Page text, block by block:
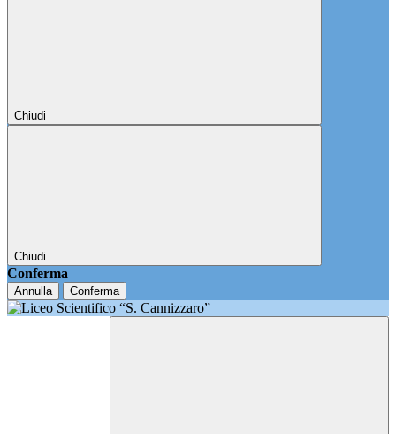
Chiudi
Chiudi
Conferma
Annulla Conferma